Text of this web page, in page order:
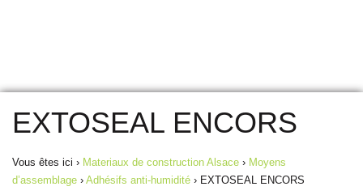
EXTOSEAL ENCORS
Vous êtes ici › Materiaux de construction Alsace › Moyens
d’assemblage › Adhésifs anti-humidité › EXTOSEAL ENCORS